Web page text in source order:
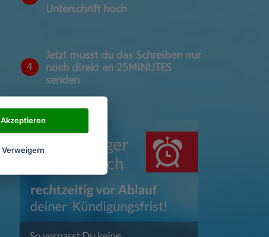
Unterschrift hoch
4
Jetzt musst du das Schreiben nur
noch direkt an 25MINUTES
senden
Akzeptieren
Verweigern